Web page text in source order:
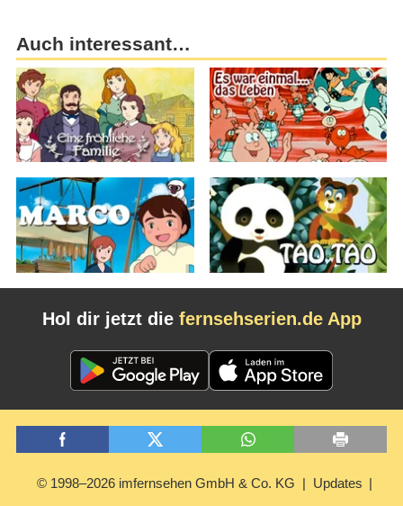
Auch interessant…
Hol dir jetzt die fernsehserien.de App
© 1998–2026 imfernsehen GmbH & Co. KG Updates